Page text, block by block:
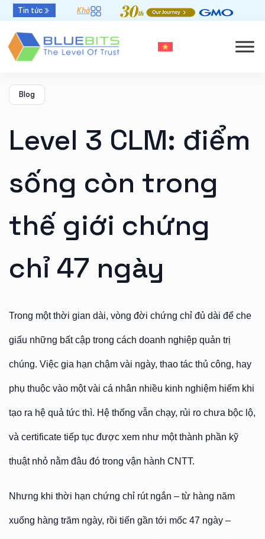
Tin tức Khởi đầu mới - Thời hạn chứng thư số 47 ngày
Blog
Level 3 CLM: điểm
sống còn trong
thế giới chứng
chỉ 47 ngày
Trong một thời gian dài, vòng đời chứng chỉ đủ dài để che
giấu những bất cập trong cách doanh nghiệp quản trị
chúng. Việc gia hạn chậm vài ngày, thao tác thủ công, hay
phụ thuộc vào một vài cá nhân nhiều kinh nghiệm hiếm khi
tạo ra hệ quả tức thì. Hệ thống vẫn chạy, rủi ro chưa bộc lộ,
và certificate tiếp tục được xem như một thành phần kỹ
thuật nhỏ nằm đâu đó trong vận hành CNTT.
Nhưng khi thời hạn chứng chỉ rút ngắn – từ hàng năm
xuống hàng trăm ngày, rồi tiến gần tới mốc 47 ngày –